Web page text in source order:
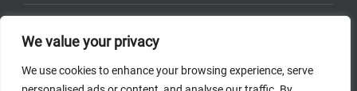
We value your privacy
We use cookies to enhance your browsing experience, serve